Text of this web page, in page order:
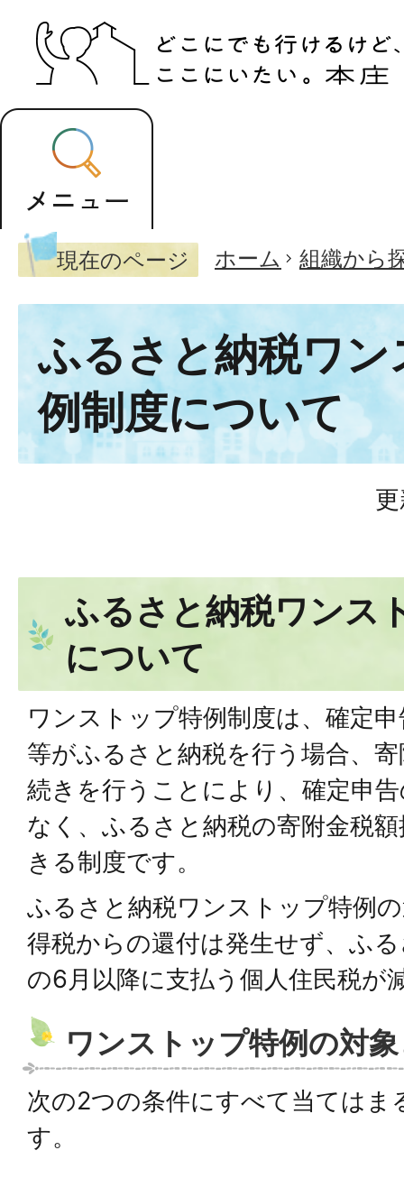
現在のページ ホーム 組織から
ふるさと納税ワ
例制度について
ふるさと納税ワンス
について
ワンストップ特例制度は、確定
等がふるさと納税を行う場合、
続きを行うことにより、確定申
なく、ふるさと納税の寄附金税
きる制度です。
ふるさと納税ワンストップ特例
得税からの還付は発生せず、ふ
の6月以降に支払う個人住民税が
ワンストップ特例の対
次の2つの条件にすべて当てはま
す。